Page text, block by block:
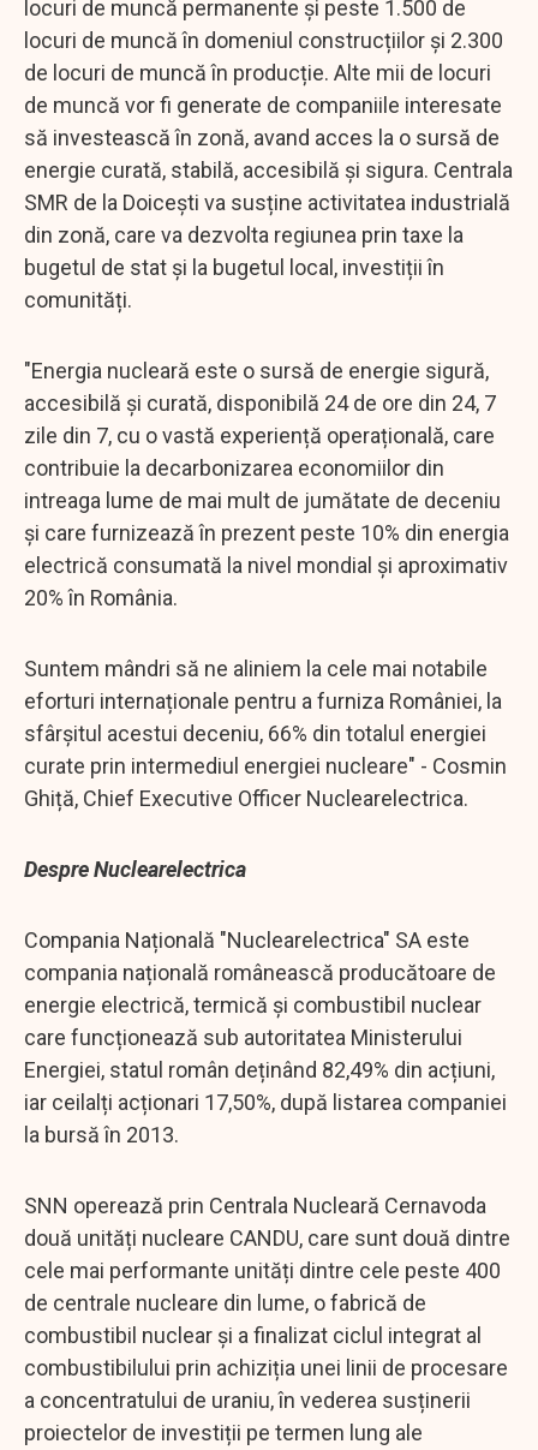
locuri de muncă permanente și peste 1.500 de
locuri de muncă în domeniul construcțiilor și 2.300
de locuri de muncă în producție. Alte mii de locuri
de muncă vor fi generate de companiile interesate
să investească în zonă, avand acces la o sursă de
energie curată, stabilă, accesibilă și sigura. Centrala
SMR de la Doicești va susține activitatea industrială
din zonă, care va dezvolta regiunea prin taxe la
bugetul de stat și la bugetul local, investiții în
comunități.
"Energia nucleară este o sursă de energie sigură,
accesibilă și curată, disponibilă 24 de ore din 24, 7
zile din 7, cu o vastă experiență operațională, care
contribuie la decarbonizarea economiilor din
intreaga lume de mai mult de jumătate de deceniu
și care furnizează în prezent peste 10% din energia
electrică consumată la nivel mondial și aproximativ
20% în România.
Suntem mândri să ne aliniem la cele mai notabile
eforturi internaționale pentru a furniza României, la
sfârșitul acestui deceniu, 66% din totalul energiei
curate prin intermediul energiei nucleare" - Cosmin
Ghiță, Chief Executive Officer Nuclearelectrica.
Despre Nuclearelectrica
Compania Națională "Nuclearelectrica" SA este
compania națională românească producătoare de
energie electrică, termică și combustibil nuclear
care funcționează sub autoritatea Ministerului
Energiei, statul român deținând 82,49% din acțiuni,
iar ceilalți acționari 17,50%, după listarea companiei
la bursă în 2013.
SNN operează prin Centrala Nucleară Cernavoda
două unități nucleare CANDU, care sunt două dintre
cele mai performante unități dintre cele peste 400
de centrale nucleare din lume, o fabrică de
combustibil nuclear și a finalizat ciclul integrat al
combustibilului prin achiziția unei linii de procesare
a concentratului de uraniu, în vederea susținerii
proiectelor de investiții pe termen lung ale